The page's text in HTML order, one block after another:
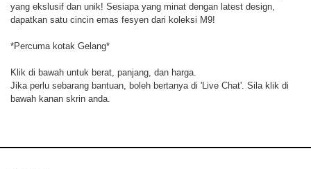
yang ekslusif dan unik! Sesiapa yang minat dengan latest design,
dapatkan satu cincin emas fesyen dari koleksi M9!
*Percuma kotak Gelang*
Klik di bawah untuk berat, panjang, dan harga.
Jika perlu sebarang bantuan, boleh bertanya di 'Live Chat'. Sila klik di
bawah kanan skrin anda.